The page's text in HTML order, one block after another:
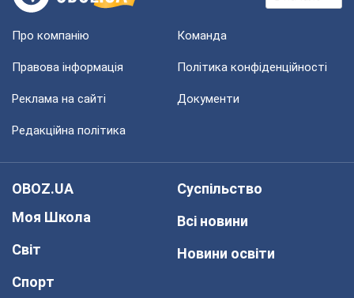
Про компанію Команда
Правова інформація Політика конфіденційності
Реклама на сайті Документи
Редакційна політика
OBOZ.UA
Моя Школа
Світ
Спорт
Суспільство
Всі новини
Новини освіти